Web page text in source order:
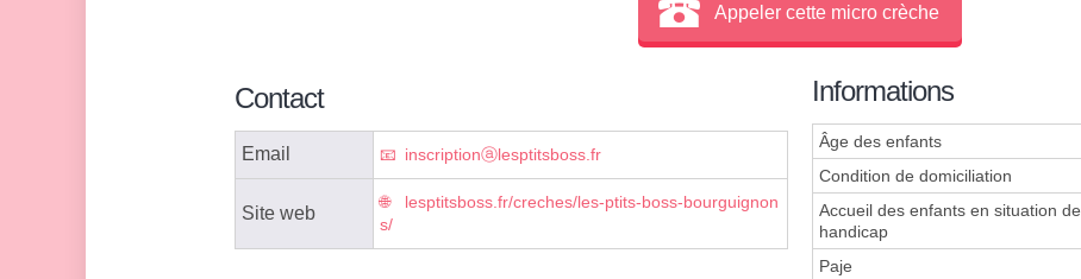
Appeler cette micro crèche
Contact
Email inscriptionⓐlesptitsboss.fr
Site web
lesptitsboss.fr/creches/les-ptits-boss-bourguignon
s/
Informations
Âge des enfants
Condition de domiciliation
Accueil des enfants en situation de
handicap
Paje